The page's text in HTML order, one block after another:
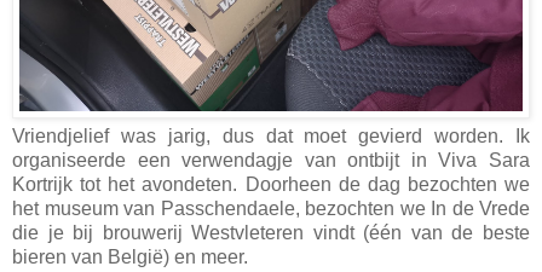
Vriendjelief was jarig, dus dat moet gevierd worden. Ik
organiseerde een verwendagje van ontbijt in Viva Sara
Kortrijk tot het avondeten. Doorheen de dag bezochten we
het museum van Passchendaele, bezochten we In de Vrede
die je bij brouwerij Westvleteren vindt (één van de beste
bieren van België) en meer.